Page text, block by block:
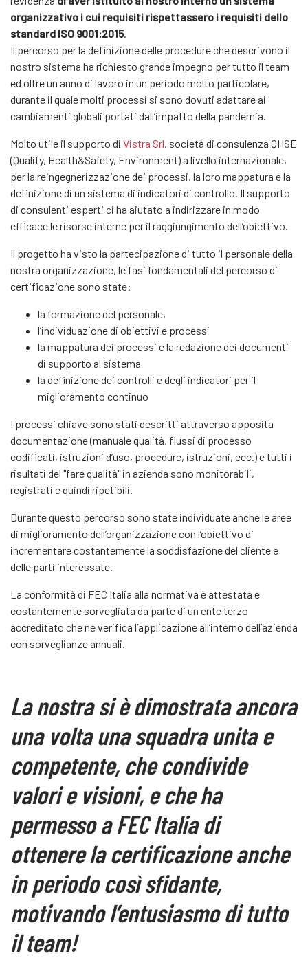
organizzativo i cui requisiti rispettassero i requisiti dello
standard ISO 9001:2015.
Il percorso per la definizione delle procedure che descrivono il
nostro sistema ha richiesto grande impegno per tutto il team
ed oltre un anno di lavoro in un periodo molto particolare,
durante il quale molti processi si sono dovuti adattare ai
cambiamenti globali portati dall’impatto della pandemia.
Molto utile il supporto di Vistra Srl, società di consulenza QHSE
(Quality, Health&Safety, Environment) a livello internazionale,
per la reingegnerizzazione dei processi, la loro mappatura e la
definizione di un sistema di indicatori di controllo. Il supporto
di consulenti esperti ci ha aiutato a indirizzare in modo
efficace le risorse interne per il raggiungimento dell’obiettivo.
Il progetto ha visto la partecipazione di tutto il personale della
nostra organizzazione, le fasi fondamentali del percorso di
certificazione sono state:
la formazione del personale,
l’individuazione di obiettivi e processi
la mappatura dei processi e la redazione dei documenti
di supporto al sistema
la definizione dei controlli e degli indicatori per il
miglioramento continuo
I processi chiave sono stati descritti attraverso apposita
documentazione (manuale qualità, flussi di processo
codificati, istruzioni d’uso, procedure, istruzioni, ecc.) e tutti i
risultati del "fare qualità" in azienda sono monitorabili,
registrati e quindi ripetibili.
Durante questo percorso sono state individuate anche le aree
di miglioramento dell’organizzazione con l’obiettivo di
incrementare costantemente la soddisfazione del cliente e
delle parti interessate.
La conformità di FEC Italia alla normativa è attestata e
costantemente sorvegliata da parte di un ente terzo
accreditato che ne verifica l’applicazione all’interno dell’azienda
con sorveglianze annuali.
La nostra si è dimostrata ancora
una volta unasquadra unita e
competente, che condivide
valori e visioni, e che ha
permesso a FEC Italia di
ottenere la certificazione anche
in periodo così sfidante,
motivando l’entusiasmo di tutto
il team!